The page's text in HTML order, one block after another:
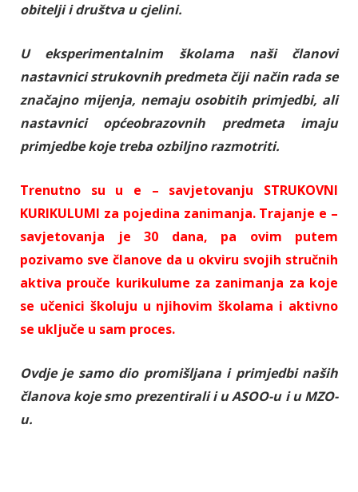
obitelji i društva u cjelini.
U eksperimentalnim školama naši članovi
nastavnici strukovnih predmeta čiji način rada se
značajno mijenja, nemaju osobitih primjedbi, ali
nastavnici općeobrazovnih predmeta imaju
primjedbe koje treba ozbiljno razmotriti.
Trenutno su u e – savjetovanju STRUKOVNI
KURIKULUMI za pojedina zanimanja. Trajanje e –
savjetovanja je 30 dana, pa ovim putem
pozivamo sve članove da u okviru svojih stručnih
aktiva prouče kurikulume za zanimanja za koje
se učenici školuju u njihovim školama i aktivno
se uključe u sam proces.
Ovdje je samo dio promišljana i primjedbi naših
članova koje smo prezentirali i u ASOO-u i u MZO-
u.